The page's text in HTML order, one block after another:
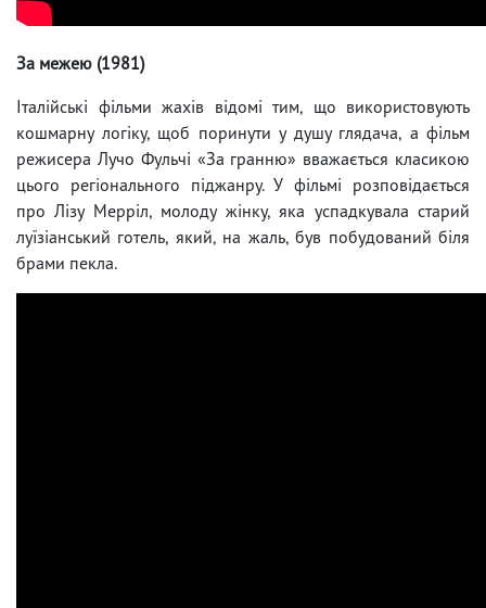
За межею (1981)
Італійські фільми жахів відомі тим, що використовують
кошмарну логіку, щоб поринути у душу глядача, а фільм
режисера Лучо Фульчі «За гранню» вважається класикою
цього регіонального піджанру. У фільмі розповідається
про Лізу Мерріл, молоду жінку, яка успадкувала старий
луїзіанський готель, який, на жаль, був побудований біля
брами пекла.